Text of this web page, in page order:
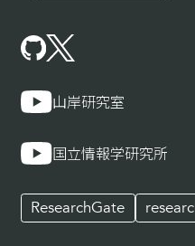
山岸研究室
国立情報学研究所
ResearchGate